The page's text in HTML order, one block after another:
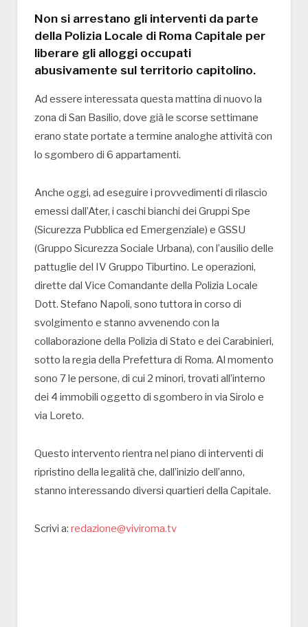
Non si arrestano gli interventi da parte
della Polizia Locale di Roma Capitale per
liberare gli alloggi occupati
abusivamente sul territorio capitolino.
Ad essere interessata questa mattina di nuovo la
zona di San Basilio, dove già le scorse settimane
erano state portate a termine analoghe attività con
lo sgombero di 6 appartamenti.
Anche oggi, ad eseguire i provvedimenti di rilascio
emessi dall’Ater, i caschi bianchi dei Gruppi Spe
(Sicurezza Pubblica ed Emergenziale) e GSSU
(Gruppo Sicurezza Sociale Urbana), con l’ausilio delle
pattuglie del IV Gruppo Tiburtino. Le operazioni,
dirette dal Vice Comandante della Polizia Locale
Dott. Stefano Napoli, sono tuttora in corso di
svolgimento e stanno avvenendo con la
collaborazione della Polizia di Stato e dei Carabinieri,
sotto la regia della Prefettura di Roma. Al momento
sono 7 le persone, di cui 2 minori, trovati all’interno
dei 4 immobili oggetto di sgombero in via Sirolo e
via Loreto.
Questo intervento rientra nel piano di interventi di
ripristino della legalità che, dall’inizio dell’anno,
stanno interessando diversi quartieri della Capitale.
Scrivi a: redazione@viviroma.tv